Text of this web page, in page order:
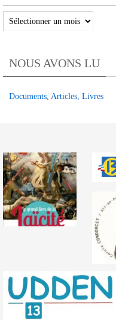
catégories
Archive
des
TRIBUNE
OLPA
NOUS AVONS LU
Documents, Articles, Livres